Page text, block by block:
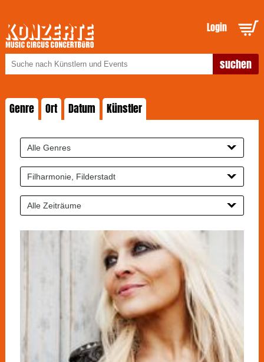
Login
Genre Ort Datum Künstler